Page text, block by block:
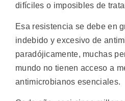
difíciles o imposibles de
Esa resistencia se debe en
indebido y excesivo de
paradójicamente, muchas
mundo no tienen acceso a
antimicrobianos esenciales.